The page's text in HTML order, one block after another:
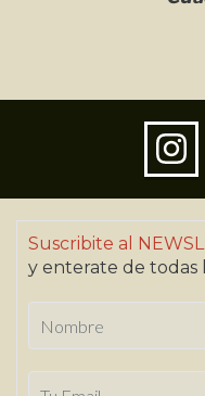
Suscribite al
y enterate de todas